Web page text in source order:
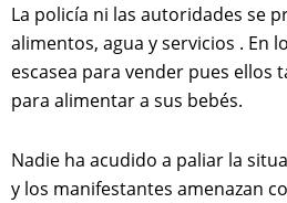
La policía ni las autoridades se
alimentos, agua y servicios . En
escasea para vender pues ellos
para alimentar a sus bebés.
Nadie ha acudido a paliar la
y los manifestantes amenazan